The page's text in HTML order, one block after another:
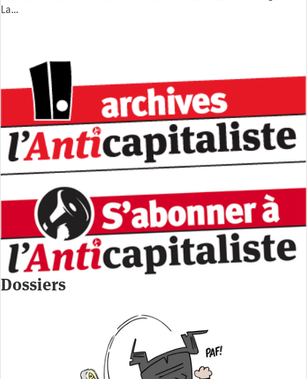
La…
Dossiers